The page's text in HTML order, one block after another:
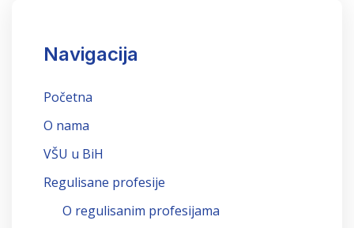
Navigacija
Početna
O nama
VŠU u BiH
Regulisane profesije
O regulisanim profesijama